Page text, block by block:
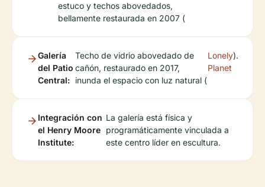
estuco y techos abovedados,
bellamente restaurada en 2007 (
Galería
del Patio
Central:
Techo de vidrio abovedado de
cañón, restaurado en 2017,
inunda el espacio con luz natural (
Lonely
Planet
).
Integración con
el Henry Moore
Institute:
La galería está física y
programáticamente vinculada a
este centro líder en escultura.